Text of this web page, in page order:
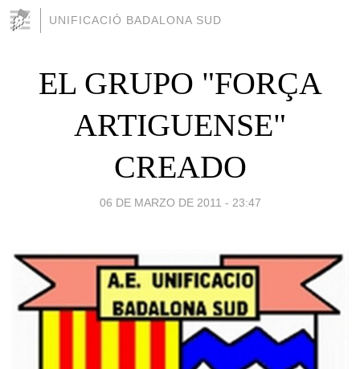
UNIFICACIÓ BADALONA SUD
EL GRUPO "FORÇA
ARTIGUENSE"
CREADO
06 DE MARZO DE 2011 - 23:47